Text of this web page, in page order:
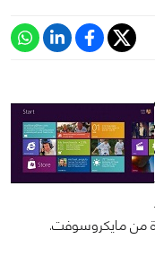
من مايكروسوفت.